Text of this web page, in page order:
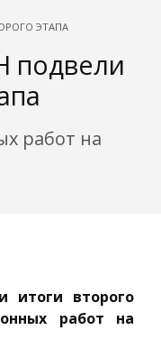
ЭТАПА
работ на
второго
работ на